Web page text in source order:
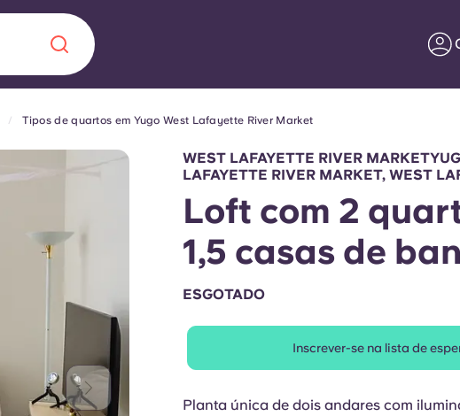
Sobre nós
Parceria com
Perguntas frequentes
Blogue
Entre em
Español Català
Tipos de quartos em Yugo West Lafayette River Market
WEST LAFAYETTE RIVER
LAFAYETTE RIVER MARKET, WEST
Loft com 2
1,5 casas de
ESGOTADO
Inscrever-se na lista de
Planta única de dois andares com